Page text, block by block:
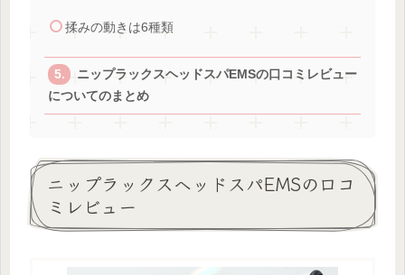
揉みの動きは6種類
ニップラックスヘッドスパEMSの口コミレビュー
についてのまとめ
ニップラックスヘッドスパEMSの口コ
ミレビュー